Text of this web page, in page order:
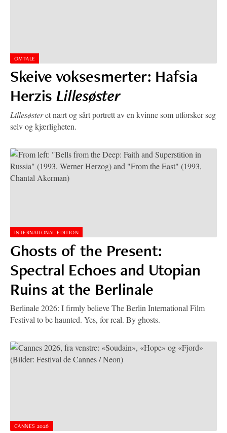
OMTALE
Skeive voksesmerter: Hafsia
Herzis Lillesøster
Lillesøsteret nært og sårt portrett av en kvinne som utforsker seg
selv og kjærligheten.
INTERNATIONAL EDITION
Ghosts of the Present:
Spectral Echoes and Utopian
Ruins at the Berlinale
Berlinale 2026: I firmly believe The Berlin International Film
Festival to be haunted. Yes, for real. By ghosts.
CANNES 2026